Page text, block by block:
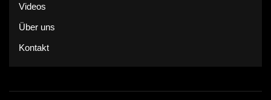
Videos
Über uns
Kontakt